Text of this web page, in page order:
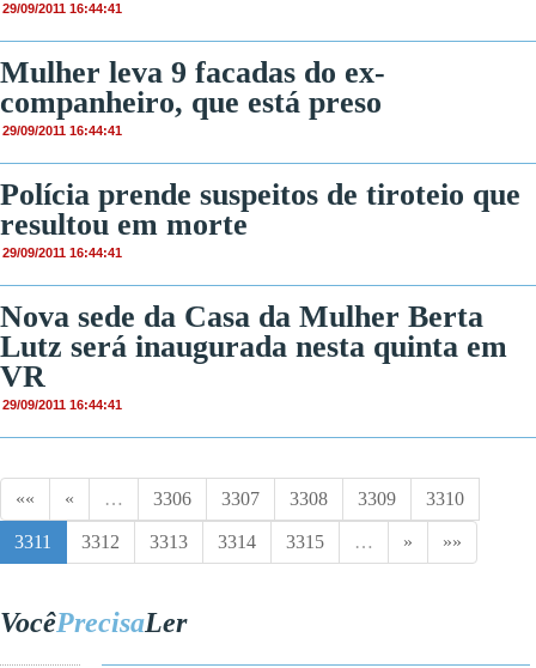
29/09/2011 16:44:41
Mulher leva 9 facadas do ex-
companheiro, que está preso
29/09/2011 16:44:41
Polícia prende suspeitos de tiroteio que
resultou em morte
29/09/2011 16:44:41
Nova sede da Casa da Mulher Berta
Lutz será inaugurada nesta quinta em
VR
29/09/2011 16:44:41
«« « … 3306 3307 3308 3309 3310
3311 3312 3313 3314 3315 … » »»
VocêPrecisaLer